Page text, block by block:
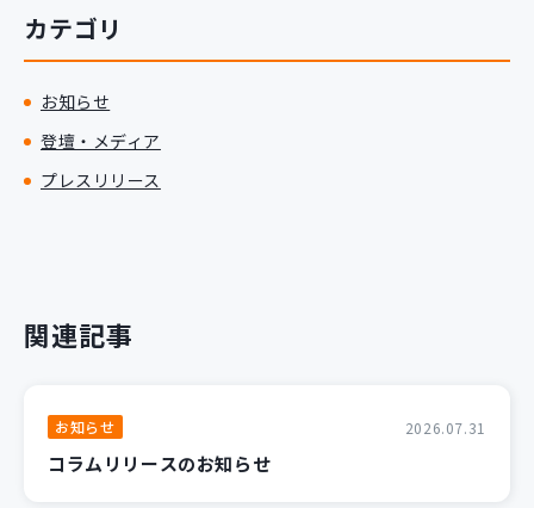
カテゴリ
お知らせ
登壇・メディア
プレスリリース
関連記事
お知らせ 2026.07.31
コラムリリースのお知らせ